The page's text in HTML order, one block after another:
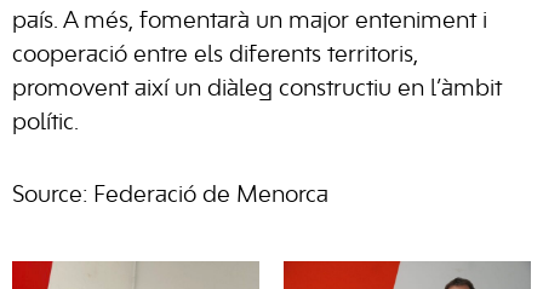
país. A més, fomentarà un major enteniment i
cooperació entre els diferents territoris,
promovent així un diàleg constructiu en l’àmbit
polític.
Source: Federació de Menorca